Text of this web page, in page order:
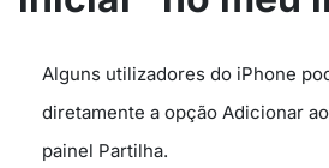
Alguns utilizadores do iPhone
diretamente a opção Adicionar
painel Partilha.